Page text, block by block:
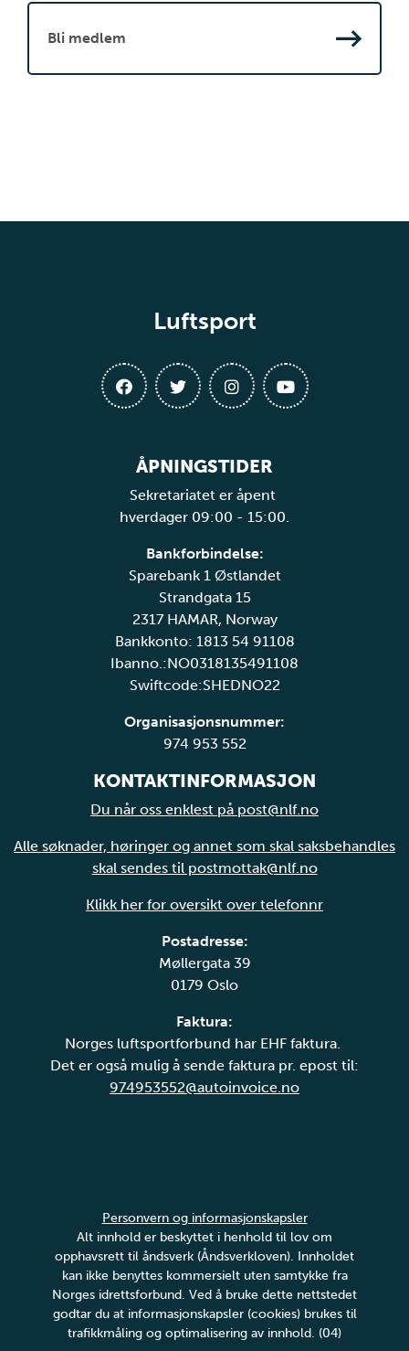
Bli medlem
Luftsport
ÅPNINGSTIDER
Sekretariatet er åpent
hverdager 09:00 - 15:00.
Bankforbindelse:
Sparebank 1 Østlandet
Strandgata 15
2317 HAMAR, Norway
Bankkonto: 1813 54 91108
Ibanno.:NO0318135491108
Swiftcode:SHEDNO22
Organisasjonsnummer:
974 953 552
KONTAKTINFORMASJON
Du når oss enklest på post@nlf.no
Alle søknader, høringer og annet som skal saksbehandles
skal sendes til postmottak@nlf.no
Klikk her for oversikt over telefonnr
Postadresse:
Møllergata 39
0179 Oslo
Faktura:
Norges luftsportforbund har EHF faktura.
Det er også mulig å sende faktura pr. epost til:
974953552@autoinvoice.no
Personvern og informasjonskapsler
Alt innhold er beskyttet i henhold til lov om
opphavsrett til åndsverk (Åndsverkloven). Innholdet
kan ikke benyttes kommersielt uten samtykke fra
Norges idrettsforbund. Ved å bruke dette nettstedet
godtar du at informasjonskapsler (cookies) brukes til
trafikkmåling og optimalisering av innhold. (04)